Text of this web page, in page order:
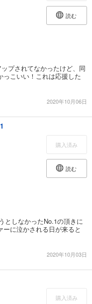
読む
プされてなかったけど、同
っこいい！これは応援した
2020年10月06日
購入済み
読む
としなかったNo.1の頂きに
に泣かされる日が来ると
2020年10月03日
購入済み